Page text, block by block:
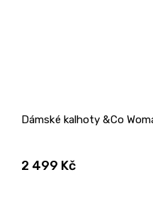
Dámské kalhoty &Co
2 499 Kč